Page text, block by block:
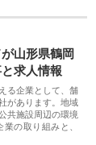
山形県鶴岡
求人情報
る企業として、舗
があります。地域
共施設周辺の環境
の取り組みと、